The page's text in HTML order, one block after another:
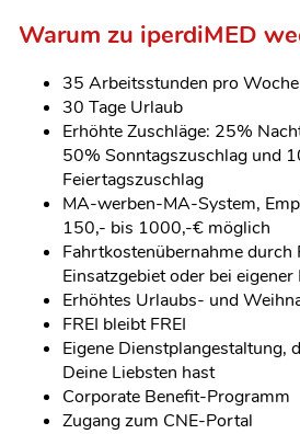
Warum zu iperdiMED
35 Arbeitsstunden pro Woche
30 Tage Urlaub
Erhöhte Zuschläge: 25%
50% Sonntagszuschlag und
Feiertagszuschlag
MA-werben-MA-System,
150,- bis 1000,-€ möglich
Fahrtkostenübernahme durch
Einsatzgebiet oder bei
Erhöhtes Urlaubs- und
FREI bleibt FREI
Eigene Dienstplangestaltung,
Deine Liebsten hast
Corporate Benefit-Programm
Zugang zum CNE-Portal